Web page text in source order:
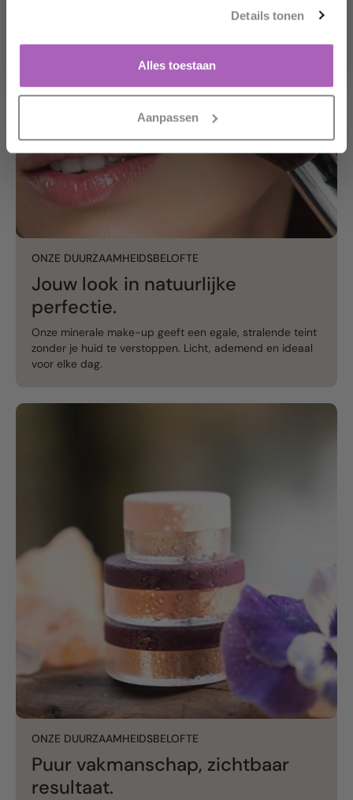
Details tonen
Alles toestaan
Aanpassen
ONZE DUURZAAMHEIDSBELOFTE
Jouw look in natuurlijke
perfectie.
Onze minerale make-up geeft een egale, stralende teint
zonder je huid te verstoppen. Licht, ademend en ideaal
voor elke dag.
ONZE DUURZAAMHEIDSBELOFTE
Puur vakmanschap, zichtbaar
resultaat.